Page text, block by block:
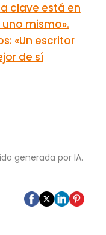
clave está en
mismo».
«Un escritor
de sí
generada por IA.